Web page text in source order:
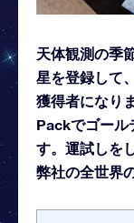
天体観測の季
星を登録して
獲得者になり
Packでゴール
す。運試しを
弊社の全世界